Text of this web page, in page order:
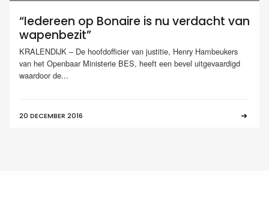
“Iedereen op Bonaire is nu verdacht van
wapenbezit”
KRALENDIJK – De hoofdofficier van justitie, Henry Hambeukers
van het Openbaar Ministerie BES, heeft een bevel uitgevaardigd
waardoor de...
20 DECEMBER 2016